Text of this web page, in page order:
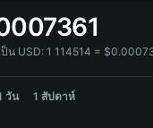
ป็น USD:1 114514 =
วัน 1 สัปดาห์